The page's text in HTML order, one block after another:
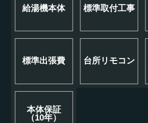
給湯機本体 標準取付工事
標準出張費 台所リモコン
本体保証
（10年）